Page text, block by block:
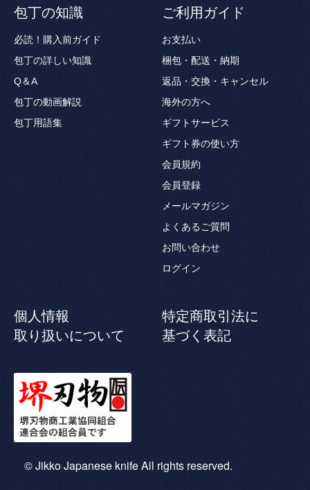
包丁の知識
必読！購入前ガイド
包丁の詳しい知識
Q＆A
包丁の動画解説
包丁用語集
ご利用ガイド
お支払い
梱包・配送・納期
返品・交換・キャンセル
海外の方へ
ギフトサービス
ギフト券の使い方
会員規約
会員登録
メールマガジン
よくあるご質問
お問い合わせ
ログイン
個人情報
取り扱いについて
特定商取引法に
基づく表記
© Jikko Japanese knife All rights reserved.